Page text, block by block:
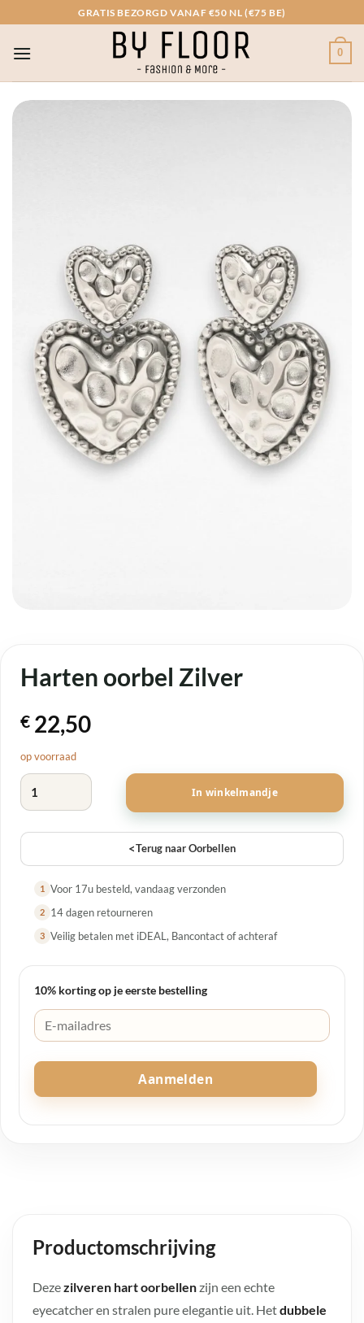
naar
inhoud
GRATIS BEZORGD VANAF €50 NL (€75 BE)
0
Harten oorbel Zilver
€ 22,50
op voorraad
Harten oorbel Zilver aantal
In winkelmandje
<Terug naar Oorbellen
1 Voor 17u besteld, vandaag verzonden
2 14 dagen retourneren
3 Veilig betalen met iDEAL, Bancontact of achteraf
10% korting op je eerste bestelling
Aanmelden
Productomschrijving
Dezezilveren hart oorbellenzijn een echte
eyecatcher en stralen pure elegantie uit. Hetdubbele